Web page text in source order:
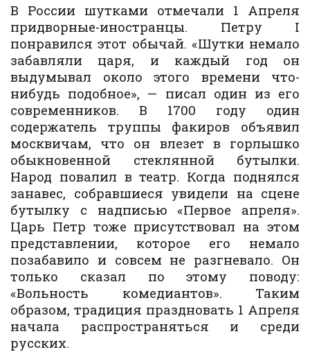
В России шутками отмечали 1 Апреля
придворные-иностранцы. Петру I
понравился этот обычай. «Шутки немало
забавляли царя, и каждый год он
выдумывал около этого времени что-
нибудь подобное», — писал один из его
современников. В 1700 году один
содержатель труппы факиров объявил
москвичам, что он влезет в горлышко
обыкновенной стеклянной бутылки.
Народ повалил в театр. Когда поднялся
занавес, собравшиеся увидели на сцене
бутылку с надписью «Первое апреля».
Царь Петр тоже присутствовал на этом
представлении, которое его немало
позабавило и совсем не разгневало. Он
только сказал по этому поводу:
«Вольность комедиантов». Таким
образом, традиция праздновать 1 Апреля
начала распространяться и среди
русских.